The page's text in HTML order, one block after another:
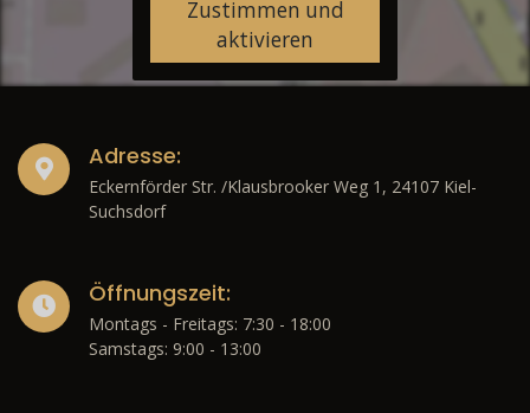
Zustimmen und
aktivieren
Adresse:
Eckernförder Str. /Klausbrooker Weg 1, 24107 Kiel-
Suchsdorf
Öffnungszeit:
Montags - Freitags: 7:30 - 18:00
Samstags: 9:00 - 13:00